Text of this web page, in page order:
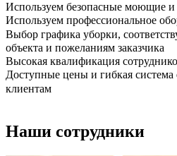
Используем безопасные моющие и
Используем профессиональное
Выбор графика уборки,
объекта и пожеланиям заказчика
Высокая квалификация
Доступные цены и гибкая
клиентам
Наши сотрудники